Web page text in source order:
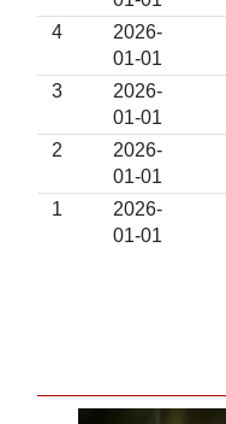
4
2026-
01-01
3
2026-
01-01
2
2026-
01-01
1
2026-
01-01